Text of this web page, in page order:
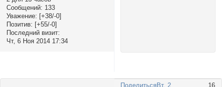
Сообщений: 133
Уважение: [+38/-0]
Позитив: [+55/-0]
Последний визит:
Чт, 6 Ноя 2014 17:34
Поделиться 16
Вт, 2